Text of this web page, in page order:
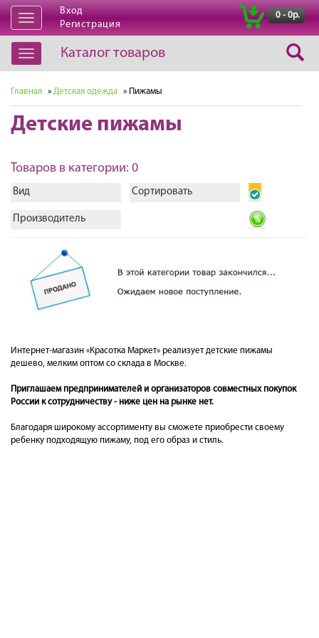
Открыть
навигацию
Вход
Регистрация
0 - 0р.
Открыть
навигацию
Каталог товаров
Главная » Детская одежда » Пижамы
Детские пижамы
Товаров в категории: 0
Вид Сортировать
Производитель
Интернет-магазин «Красотка Маркет» реализует детские пижамы
дешево, мелким оптом со склада в Москве.
Приглашаем предпринимателей и организаторов совместных покупок
России к сотрудничеству - ниже цен на рынке нет.
Благодаря широкому ассортименту вы сможете приобрести своему
ребенку подходящую пижаму, под его образ и стиль.